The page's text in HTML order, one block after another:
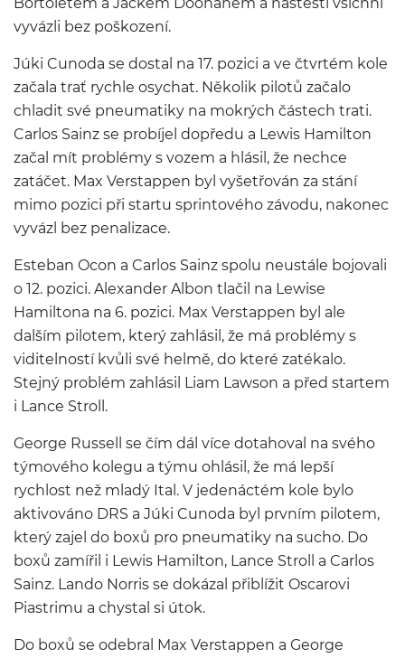
vyvázli bez poškození.
Júki Cunoda se dostal na 17. pozici a ve čtvrtém kole
začala trať rychle osychat. Několik pilotů začalo
chladit své pneumatiky na mokrých částech trati.
Carlos Sainz se probíjel dopředu a Lewis Hamilton
začal mít problémy s vozem a hlásil, že nechce
zatáčet. Max Verstappen byl vyšetřován za stání
mimo pozici při startu sprintového závodu, nakonec
vyvázl bez penalizace.
Esteban Ocon a Carlos Sainz spolu neustále bojovali
o 12. pozici. Alexander Albon tlačil na Lewise
Hamiltona na 6. pozici. Max Verstappen byl ale
dalším pilotem, který zahlásil, že má problémy s
viditelností kvůli své helmě, do které zatékalo.
Stejný problém zahlásil Liam Lawson a před startem
i Lance Stroll.
George Russell se čím dál více dotahoval na svého
týmového kolegu a týmu ohlásil, že má lepší
rychlost než mladý Ital. V jedenáctém kole bylo
aktivováno DRS a Júki Cunoda byl prvním pilotem,
který zajel do boxů pro pneumatiky na sucho. Do
boxů zamířil i Lewis Hamilton, Lance Stroll a Carlos
Sainz. Lando Norris se dokázal přiblížit Oscarovi
Piastrimu a chystal si útok.
Do boxů se odebral Max Verstappen a George